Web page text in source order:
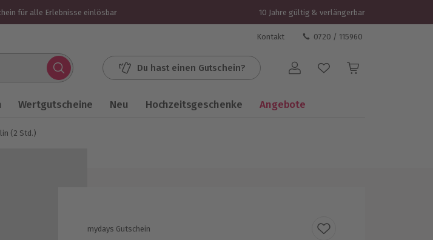
für alle Erlebnisse einlösbar 10 Jahre gültig & verlängerbar
Kontakt 0720 / 115960
Du hast einen Gutschein? Benutzerkonto
Wertgutscheine Neu Hochzeitsgeschenke Angebote
(2 Std.)
mydays Gutschein